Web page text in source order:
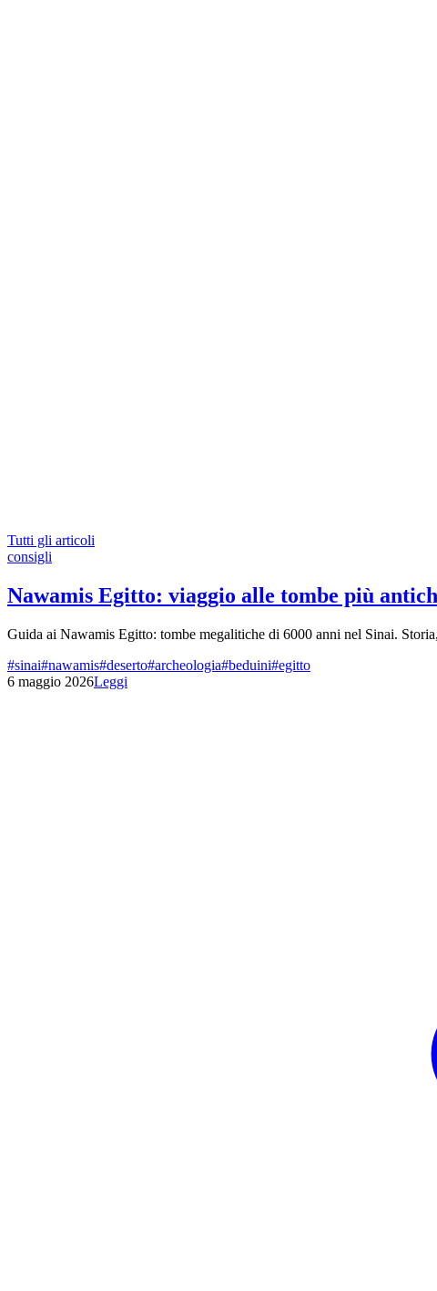
Tutti gli articoli
consigli
Nawamis Egitto: viaggio alle tombe più
Guida ai Nawamis Egitto: tombe megalitiche di 6000 anni nel Sinai.
#sinai#nawamis#deserto#archeologia#beduini#egitto
6 maggio 2026Leggi